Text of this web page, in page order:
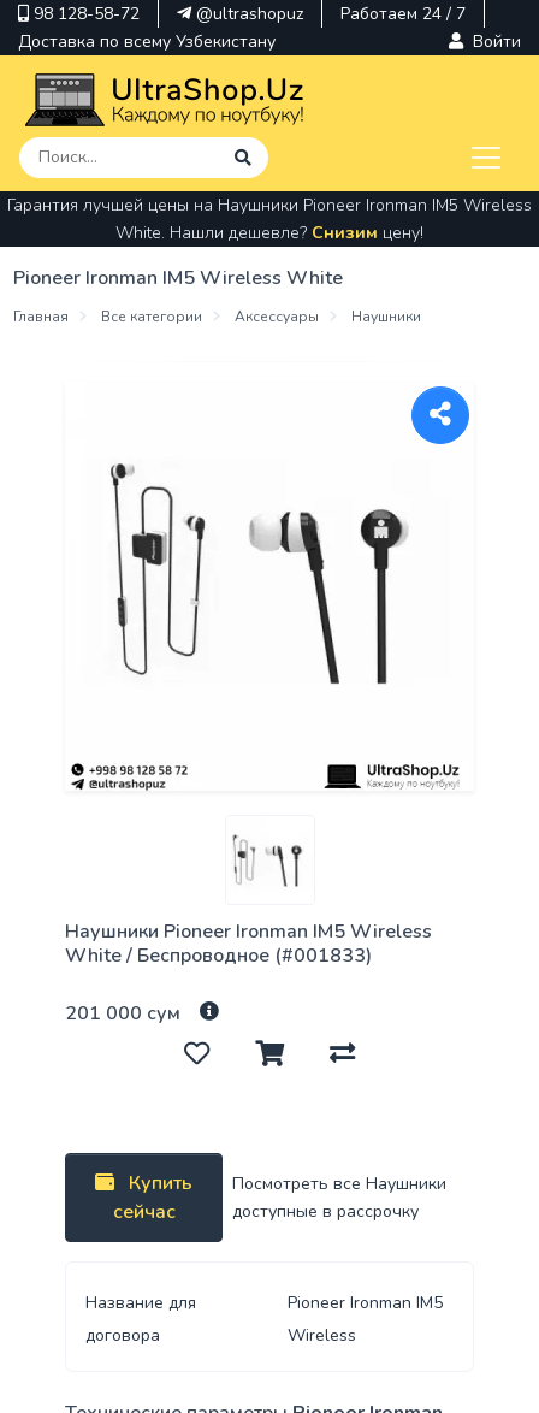
98 128-58-72 @ultrashopuz
Работаем 24 / 7
Доставка по всему Узбекистану
Войти
pavilion
kindle
envy
Гарантия лучшей цены на Наушники Pioneer Ironman IM5 Wireless
White. Нашли дешевле? Снизим цену!
Pioneer Ironman IM5 Wireless White
Главная Все категории Аксессуары Наушники
Наушники Pioneer Ironman IM5 Wireless
White / Беспроводное (#001833)
201 000 сум
Купить
сейчас
Посмотреть все Наушники
доступные в рассрочку
Название для
договора
Pioneer Ironman IM5
Wireless